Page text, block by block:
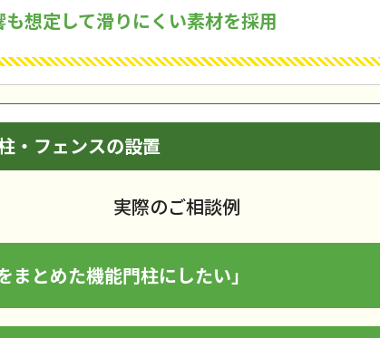
想定して滑りにくい素材を採用
・フェンスの設置
実際のご相談例
まとめた機能門柱にしたい」